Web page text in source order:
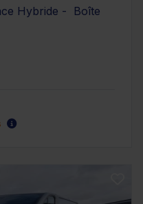
Hybride - Boîte